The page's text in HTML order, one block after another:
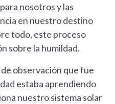
nosotros y las
en nuestro destino
todo, este proceso
sobre la humildad.
observación que fue
estaba aprendiendo
nuestro sistema solar